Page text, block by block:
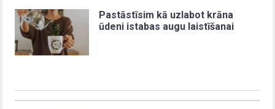
Pastāstīsim kā uzlabot krāna
ūdeni istabas augu laistīšanai